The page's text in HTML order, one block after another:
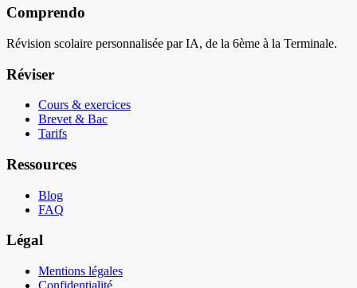
Comprendo
Révision scolaire personnalisée par IA, de la 6ème à la Terminale.
Réviser
Cours & exercices
Brevet & Bac
Tarifs
Ressources
Blog
FAQ
Légal
Mentions légales